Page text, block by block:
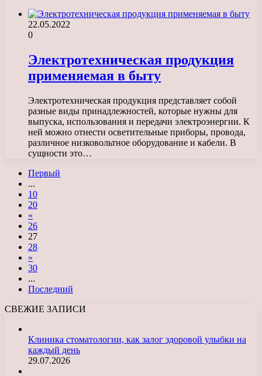
22.05.2022
0
Электротехническая продукция
применяемая в быту
Электротехническая продукция представляет собой
разные виды принадлежностей, которые нужны для
выпуска, использования и передачи электроэнергии. К
ней можно отнести осветительные приборы, провода,
различное низковольтное оборудование и кабели. В
сущности это…
Первый
...
10
20
«
26
27
28
»
30
...
Последний
СВЕЖИЕ ЗАПИСИ
Клиника стоматологии, как залог здоровой улыбки на
каждый день
29.07.2026